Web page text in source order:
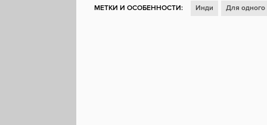
МЕТКИ И ОСОБЕННОСТИ: Инди Для одного